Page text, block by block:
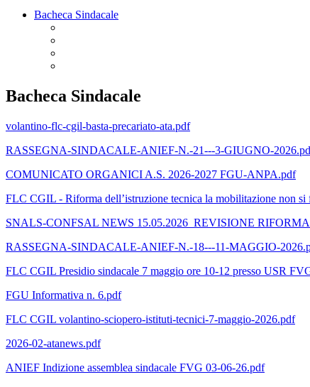
Bacheca Sindacale
Bacheca Sindacale
volantino-flc-cgil-basta-precariato-ata.pdf
RASSEGNA-SINDACALE-ANIEF-N.-21---3-GIUGNO-
COMUNICATO ORGANICI A.S. 2026-2027 FGU-ANPA.pdf
FLC CGIL - Riforma dell’istruzione tecnica la mobilitazione non si
SNALS-CONFSAL NEWS 15.05.2026_REVISIONE
RASSEGNA-SINDACALE-ANIEF-N.-18---11-MAGGIO-
FLC CGIL Presidio sindacale 7 maggio ore 10-12 presso USR
FGU Informativa n. 6.pdf
FLC CGIL volantino-sciopero-istituti-tecnici-7-maggio-2026.pdf
2026-02-atanews.pdf
ANIEF Indizione assemblea sindacale FVG 03-06-26.pdf